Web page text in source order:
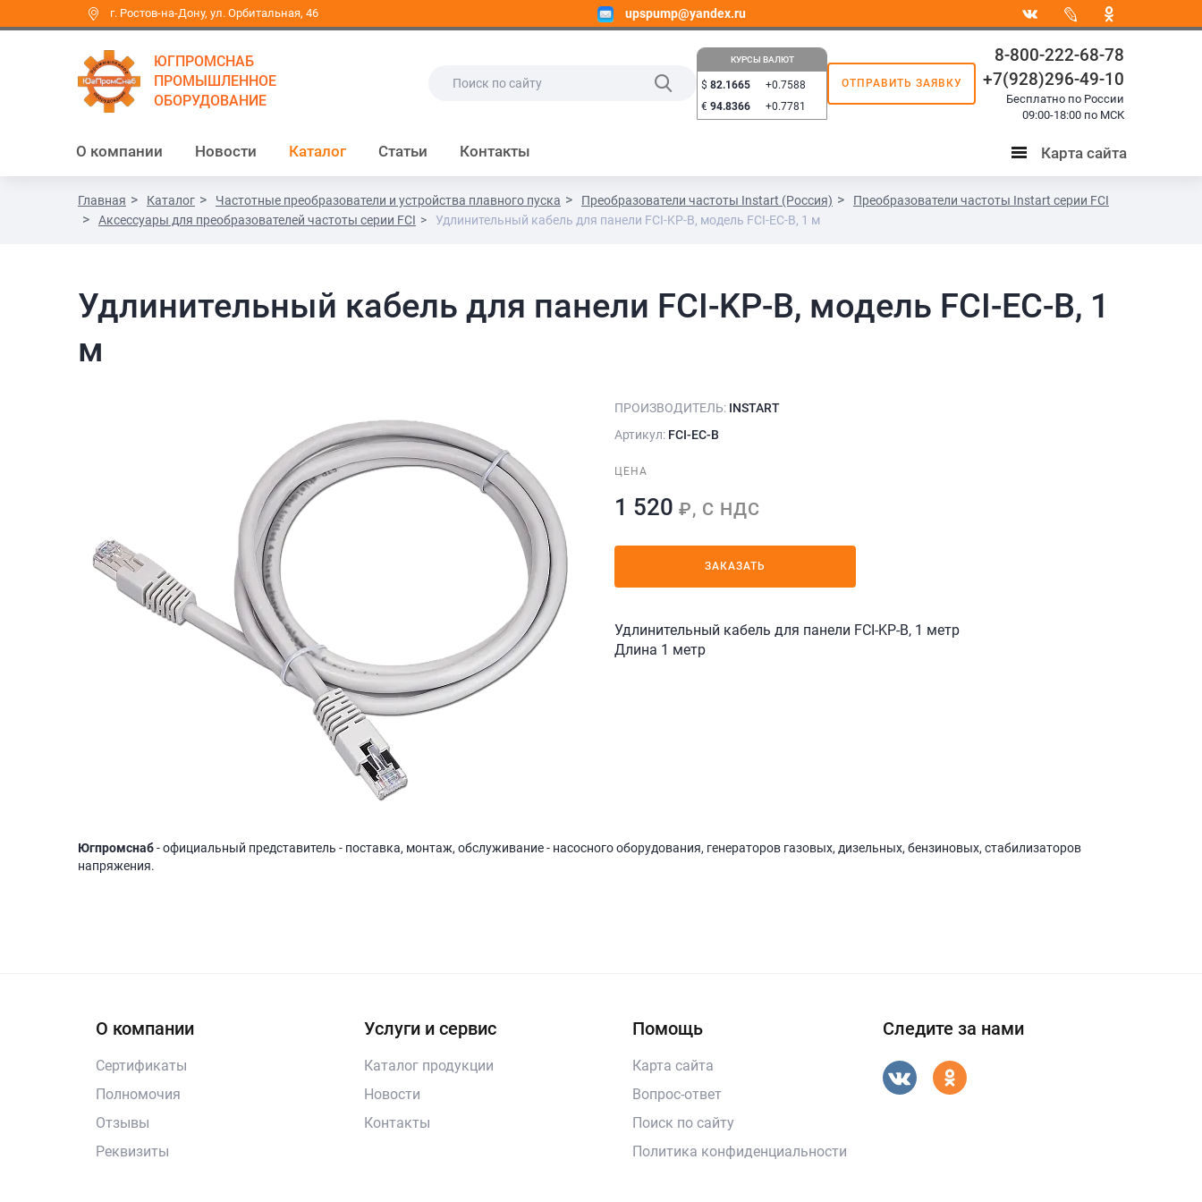
г. Ростов-на-Дону, ул. Орбитальная, 46 upspump@yandex.ru
ЮГПРОМСНАБ
ПРОМЫШЛЕННОЕ
ОБОРУДОВАНИЕ
КУРСЫ ВАЛЮТ
$ 82.1665
€ 94.8366
+0.7588
+0.7781
ОТПРАВИТЬ ЗАЯВКУ
8-800-222-68-78
+7(928)296-49-10
Бесплатно по России
09:00-18:00 по МСК
О компании Новости Каталог Статьи Контакты
Карта
сайта
Карта сайта
Главная Каталог Частотные преобразователи и устройства плавного пуска Преобразователи частоты Instart (Россия)
Преобразователи частоты Instart серии FCI
Аксессуары для преобразователей частоты серии FCI
Удлинительный кабель для панели FCI-KP-В, модель FCI-EC-В, 1 м
Удлинительный кабель для панели FCI-KP-В, модель FCI-EC-В, 1
м
ПРОИЗВОДИТЕЛЬ: INSTART
Артикул: FCI-EC-В
ЦЕНА
1 520 ₽, С НДС
ЗАКАЗАТЬ
Удлинительный кабель для панели FCI-KP-В, 1 метр
Длина 1 метр
Югпромснаб- официальный представитель - поставка, монтаж, обслуживание - насосного оборудования, генераторов газовых, дизельных, бензиновых, стабилизаторов
напряжения.
О компании
Сертификаты
Полномочия
Отзывы
Реквизиты
Услуги и сервис
Каталог продукции
Новости
Контакты
Помощь
Карта сайта
Вопрос-ответ
Поиск по сайту
Политика конфиденциальности
Следите за нами